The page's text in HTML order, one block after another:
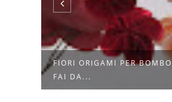
FIORI ORIGAMI PER
FAI DA...